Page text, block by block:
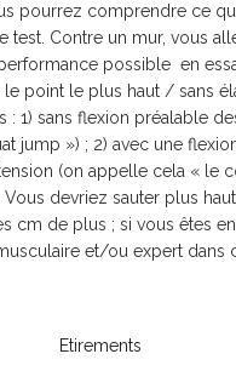
pourrez comprendre ce
test. Contre un mur, vous
possible en
point le plus haut / sans
: 1) sans flexion préalable
jump ») ; 2) avec une
(on appelle cela « le
devriez sauter plus
cm de plus ; si vous êtes
et/ou expert dans